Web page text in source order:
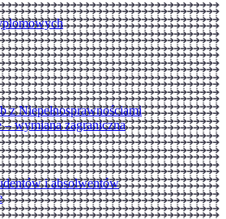
z Niepełnosprawnościami
wymiana zagraniczna
i absolwentów